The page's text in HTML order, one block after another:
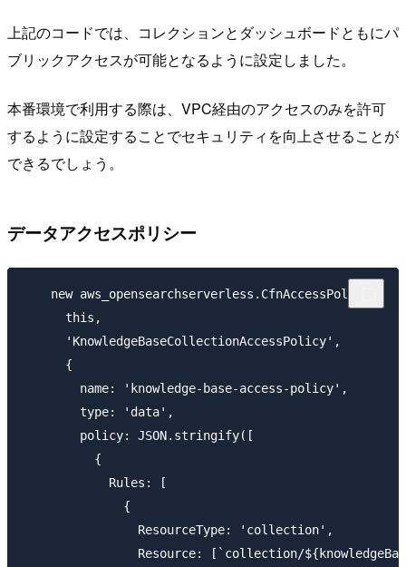
上記のコードでは、コレクションとダッシュボードともにパ
ブリックアクセスが可能となるように設定しました。
本番環境で利用する際は、VPC経由のアクセスのみを許可
するように設定することでセキュリティを向上させることが
できるでしょう。
データアクセスポリシー
    new aws_opensearchserverless.CfnAccessPolicy(
      this,
      'KnowledgeBaseCollectionAccessPolicy',
      {
        name: 'knowledge-base-access-policy',
        type: 'data',
        policy: JSON.stringify([
          {
            Rules: [
              {
                ResourceType: 'collection',
Resource: [`collection/